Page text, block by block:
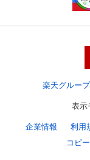
楽天グルー
表示
企業情報 利用
コピ